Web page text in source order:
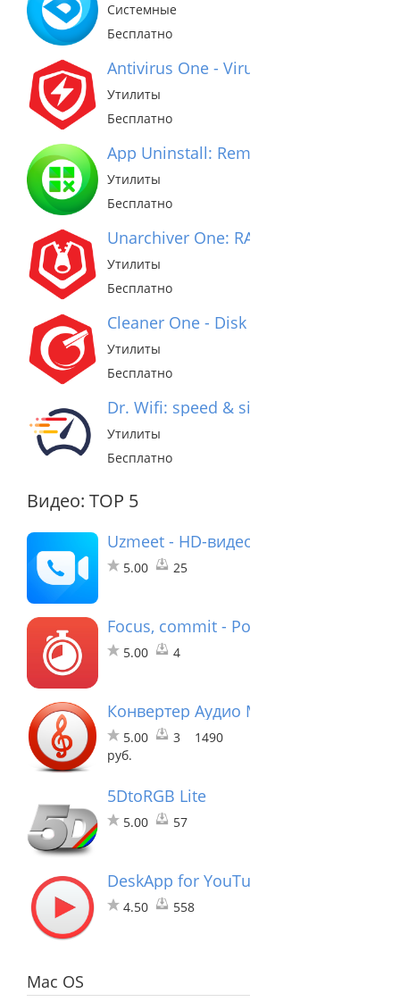
Системные
Бесплатно
Antivirus One - Virus Cleaner
Утилиты
Бесплатно
App Uninstall: Remove application
Утилиты
Бесплатно
Unarchiver One: RAR & Zip Tool
Утилиты
Бесплатно
Cleaner One - Disk Clean
Утилиты
Бесплатно
Dr. Wifi: speed & signal test
Утилиты
Бесплатно
Видео: TOP 5
Uzmeet - HD-видео встреча
5.00 25
Focus, commit - Pomodoro Timer
5.00 4
Конвертер Аудио Movavi
5.00 3
1490
руб.
5DtoRGB Lite
5.00 57
DeskApp for YouTube
4.50 558
Mac OS